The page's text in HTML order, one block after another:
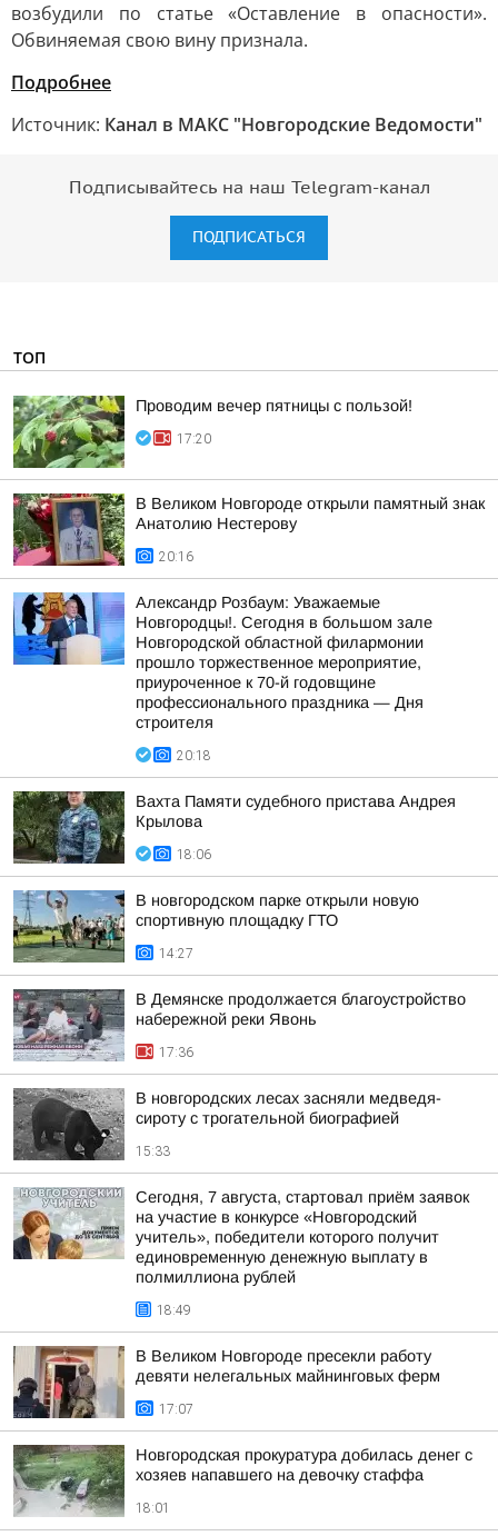
возбудили по статье «Оставление в опасности».
Обвиняемая свою вину признала.
Подробнее
Источник: Канал в МАКС "Новгородские Ведомости"
Подписывайтесь на наш Telegram-канал
ПОДПИСАТЬСЯ
ТОП
Проводим вечер пятницы с пользой!
17:20
В Великом Новгороде открыли памятный знак
Анатолию Нестерову
20:16
Александр Розбаум: Уважаемые
Новгородцы!. Сегодня в большом зале
Новгородской областной филармонии
прошло торжественное мероприятие,
приуроченное к 70-й годовщине
профессионального праздника — Дня
строителя
20:18
Вахта Памяти судебного пристава Андрея
Крылова
18:06
В новгородском парке открыли новую
спортивную площадку ГТО
14:27
В Демянске продолжается благоустройство
набережной реки Явонь
17:36
В новгородских лесах засняли медведя-
сироту с трогательной биографией
15:33
Сегодня, 7 августа, стартовал приём заявок
на участие в конкурсе «Новгородский
учитель», победители которого получит
единовременную денежную выплату в
полмиллиона рублей
18:49
В Великом Новгороде пресекли работу
девяти нелегальных майнинговых ферм
17:07
Новгородская прокуратура добилась денег с
хозяев напавшего на девочку стаффа
18:01